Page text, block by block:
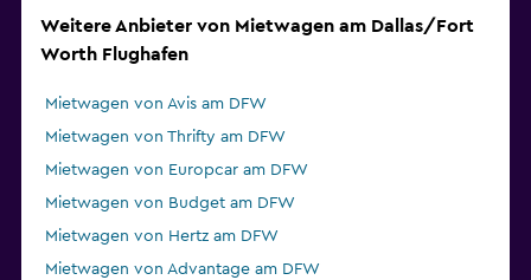
Weitere Anbieter von Mietwagen am Dallas/Fort
Worth Flughafen
Mietwagen von Avis am DFW
Mietwagen von Thrifty am DFW
Mietwagen von Europcar am DFW
Mietwagen von Budget am DFW
Mietwagen von Hertz am DFW
Mietwagen von Advantage am DFW